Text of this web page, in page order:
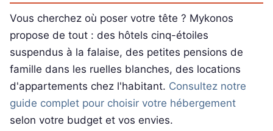
Vous cherchez où poser votre tête ? Mykonos
propose de tout : des hôtels cinq-étoiles
suspendus à la falaise, des petites pensions de
famille dans les ruelles blanches, des locations
d'appartements chez l'habitant. Consultez notre
guide complet pour choisir votre hébergement
selon votre budget et vos envies.